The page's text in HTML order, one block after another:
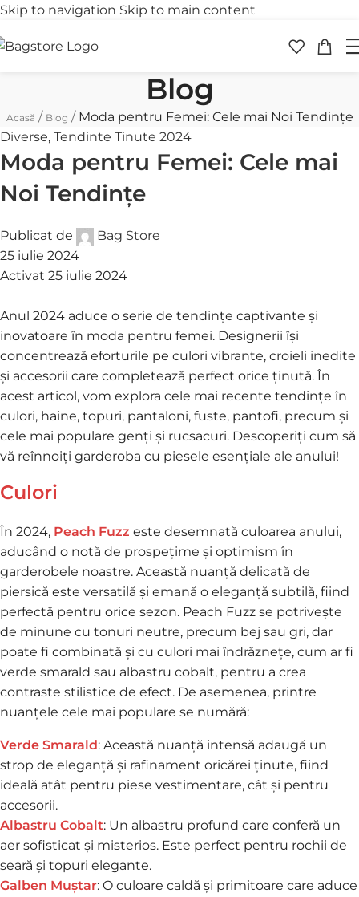
Skip to navigation Skip to main content
Transport gratuit
Blog
Acasă / Blog / Moda pentru Femei: Cele mai Noi Tendințe
Diverse, Tendinte Tinute 2024
Moda pentru Femei: Cele mai
Noi Tendințe
Publicat de
Bag Store
25 iulie 2024
Activat 25 iulie 2024
Anul 2024 aduce o serie de tendințe captivante și
inovatoare în moda pentru femei. Designerii își
concentrează eforturile pe culori vibrante, croieli inedite
și accesorii care completează perfect orice ținută. În
acest articol, vom explora cele mai recente tendințe în
culori, haine, topuri, pantaloni, fuste, pantofi, precum și
cele mai populare genți și rucsacuri. Descoperiți cum să
vă reînnoiți garderoba cu piesele esențiale ale anului!
Culori
În 2024, Peach Fuzz este desemnată culoarea anului,
aducând o notă de prospețime și optimism în
garderobele noastre. Această nuanță delicată de
piersică este versatilă și emană o eleganță subtilă, fiind
perfectă pentru orice sezon. Peach Fuzz se potrivește
de minune cu tonuri neutre, precum bej sau gri, dar
poate fi combinată și cu culori mai îndrăznețe, cum ar fi
verde smarald sau albastru cobalt, pentru a crea
contraste stilistice de efect. De asemenea, printre
nuanțele cele mai populare se numără:
Verde Smarald: Această nuanță intensă adaugă un
strop de eleganță și rafinament oricărei ținute, fiind
ideală atât pentru piese vestimentare, cât și pentru
accesorii.
Albastru Cobalt: Un albastru profund care conferă un
aer sofisticat și misterios. Este perfect pentru rochii de
seară și topuri elegante.
Galben Muștar: O culoare caldă și primitoare care aduce